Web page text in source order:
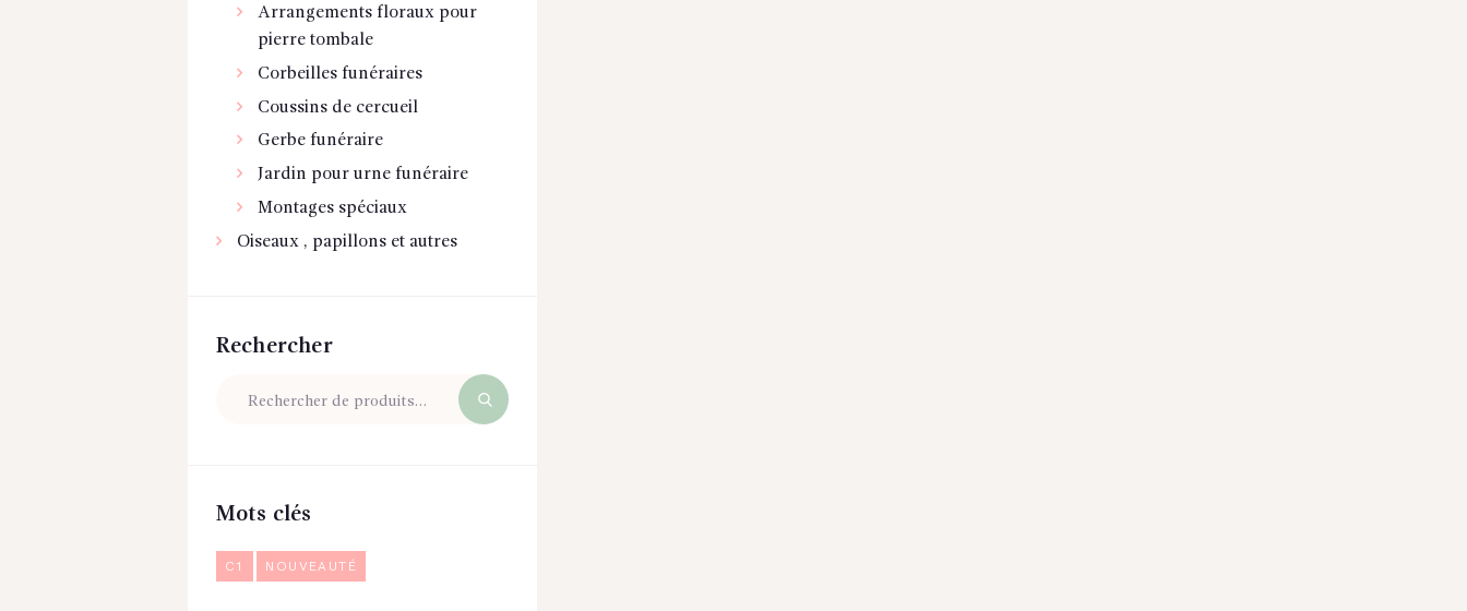
Arrangements floraux pour
pierre tombale
Corbeilles funéraires
Coussins de cercueil
Gerbe funéraire
Jardin pour urne funéraire
Montages spéciaux
Oiseaux , papillons et autres
Rechercher
Mots clés
C1 NOUVEAUTÉ